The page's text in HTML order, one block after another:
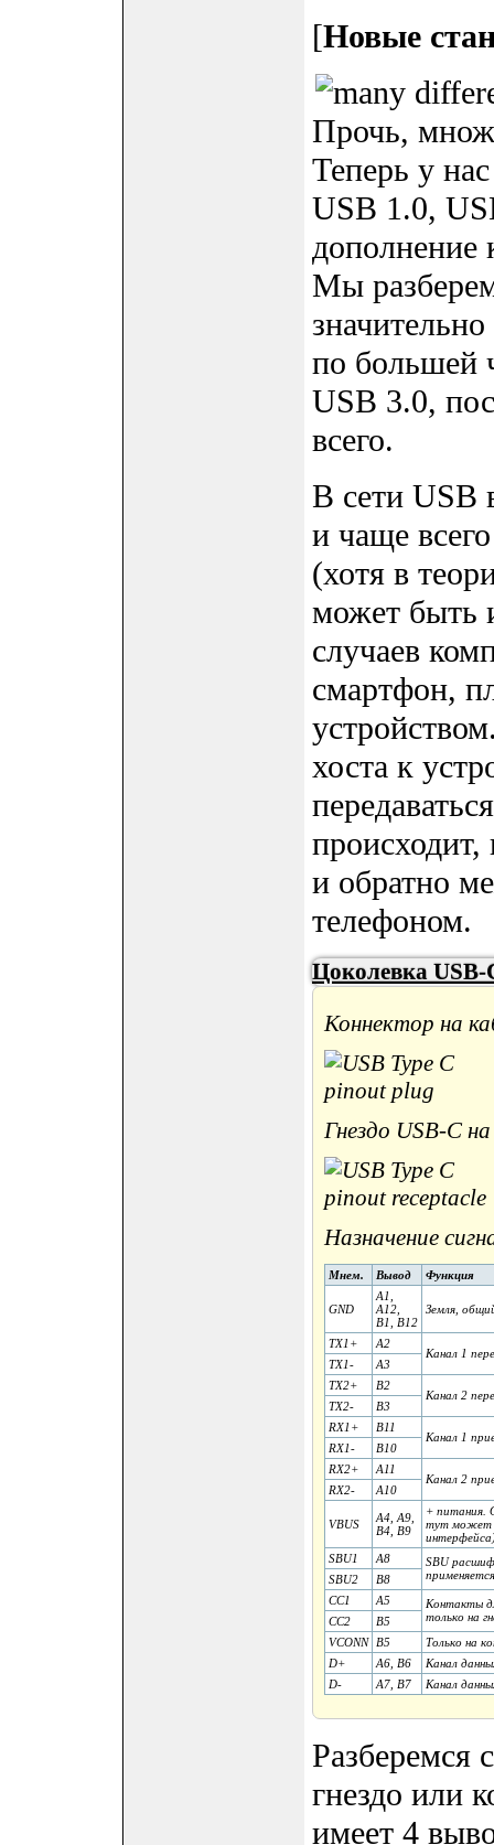
[Новые
Прочь,
Теперь у
USB 1.0,
дополнение
Мы
по большей
USB 3.0,
всего.
В сети USB
и чаще
(хотя в
может быть
случаев
смартфон,
хоста к
и обратно
телефоном.
Цоколевка USB-
Коннектор на
Гнездо USB-C
Назначение
Мнем. Вывод Функция
GND
A1,
A12,
B1, B12
Земля,
TX1+ A2
Канал 1
TX1-
A3
TX2+
B2
Канал 2
TX2-
B3
RX1+
B11
Канал 1
RX1-
B10
RX2+
A11
Канал 2
RX2-
A10
VBUS
A4, A9,
B4, B9
+ питания.
тут может
SBU1
A8
SBU
SBU2
B8
CC1
A5
Контакты
только на
CC2
B5
VCONN
B5
Только на
D+
A6, B6
Канал
D-
A7, B7 Канал
Разберемся
гнездо или
имеет 4